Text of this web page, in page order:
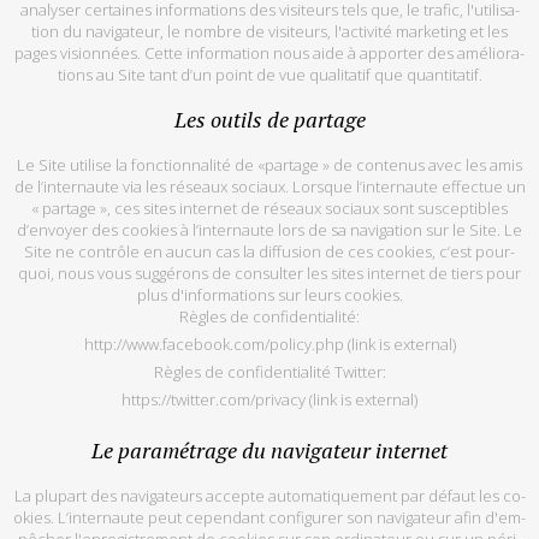
ana­ly­ser cer­taines in­for­ma­tions des vi­si­teurs tels que, le tra­fic, l'uti­li­sa­
tion du na­vi­ga­teur, le nombre de vi­si­teurs, l'ac­ti­vité mar­ke­ting et les
pages vi­sion­nées. Cette in­for­ma­tion nous aide à ap­por­ter des amé­lio­ra­
tions au Site tant d’un point de vue qua­li­ta­tif que quan­ti­ta­tif.
Les ou­tils de par­tage
Le Site uti­lise la fonc­tion­na­lité de «par­tage » de conte­nus avec les amis
de l’in­ter­naute via les ré­seaux so­ciaux. Lorsque l’in­ter­naute ef­fec­tue un
« par­tage », ces sites in­ter­net de ré­seaux so­ciaux sont sus­cep­tibles
d’en­voyer des co­okies à l’in­ter­naute lors de sa na­vi­ga­tion sur le Site. Le
Site ne contrôle en au­cun cas la dif­fu­sion de ces co­okies, c’est pour­
quoi, nous vous sug­gé­rons de consul­ter les sites in­ter­net de tiers pour
plus d'in­for­ma­tions sur leurs co­okies.
Règles de confi­den­tia­lité:
http://www.facebook.com/policy.php (link is external)
Règles de confi­den­tia­lité Twit­ter:
https://twitter.com/privacy(link is external)
Le pa­ra­mé­trage du na­vi­ga­teur in­ter­net
La plu­part des na­vi­ga­teurs ac­cepte au­to­ma­ti­que­ment par dé­faut les co­
okies. L’in­ter­naute peut ce­pen­dant confi­gu­rer son na­vi­ga­teur afin d'em­